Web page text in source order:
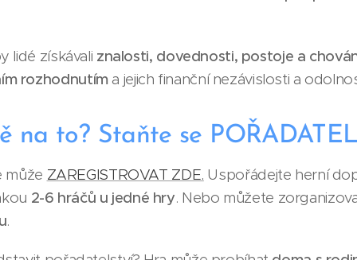
lidé získávali znalosti, dovednosti, postoje a
rozhodnutíma jejich finanční nezávislosti a
na to? Staňte se
může ZAREGISTROVAT ZDE. Uspořádejte herní
2-6 hráčů u jedné hry. Nebo můžete
.